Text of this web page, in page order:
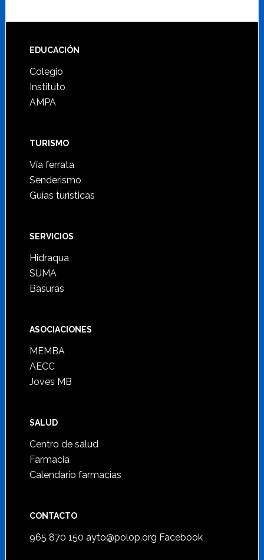
Footer
EDUCACIÓN
Colegio
Instituto
AMPA
TURISMO
Vía ferrata
Senderismo
Guías turísticas
SERVICIOS
Hidraqua
SUMA
Basuras
ASOCIACIONES
MEMBA
AECC
Joves MB
SALUD
Centro de salud
Farmacia
Calendario farmacias
CONTACTO
965 870 150 ayto@polop.org Facebook